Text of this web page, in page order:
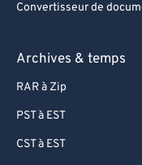
Convertisseur de
Archives & temps
RAR à Zip
PST à EST
CST à EST